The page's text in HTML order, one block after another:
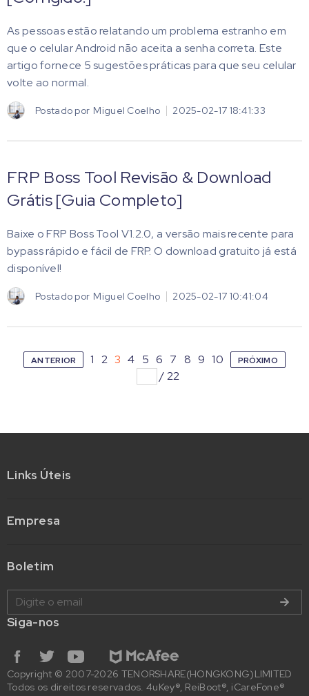
As pessoas estão relatando um problema estranho em
que o celular Android não aceita a senha correta. Este
artigo fornece 5 sugestões práticas para que seu celular
volte ao normal.
Postado por Miguel Coelho 2025-02-17 18:41:33
FRP Boss Tool Revisão & Download
Grátis [Guia Completo]
Baixe o FRP Boss Tool V1.2.0, a versão mais recente para
bypass rápido e fácil de FRP. O download gratuito já está
disponível!
Postado por Miguel Coelho 2025-02-17 10:41:04
ANTERIOR 1 2 3 4 5 6 7 8 9 10 PRÓXIMO
/22
Links Úteis
Empresa
Boletim
Siga-nos
Copyright © 2007-2026 TENORSHARE(HONGKONG)LIMITED
Todos os direitos reservados. 4uKey®, ReiBoot®, iCareFone®